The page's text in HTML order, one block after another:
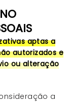
aptas a
autorizados e
ou alteração
a